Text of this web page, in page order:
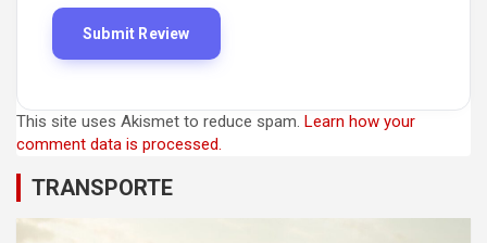
This site uses Akismet to reduce spam. Learn how your
comment data is processed.
TRANSPORTE